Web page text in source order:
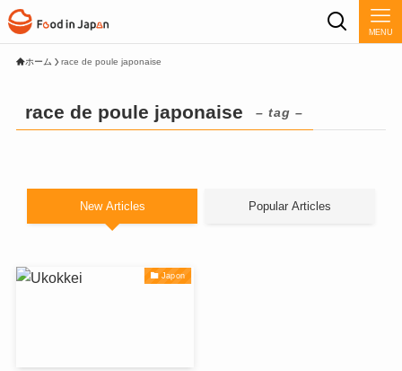
MENU
ホーム race de poule japonaise
race de poule japonaise – tag –
New Articles Popular Articles
Japon